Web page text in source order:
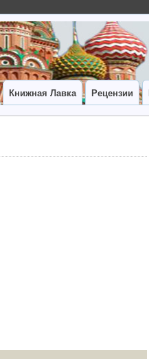
Книжная Лавка Рецензии